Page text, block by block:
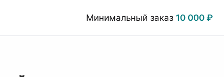
Минимальный заказ 10 000 ₽